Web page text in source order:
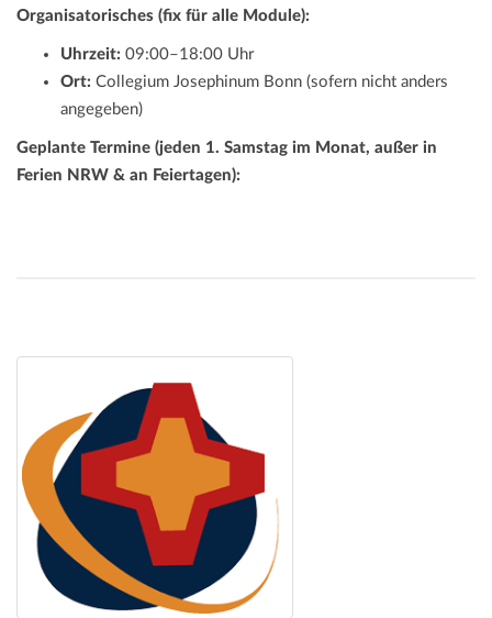
Organisatorisches (fix für alle Module):
Uhrzeit: 09:00–18:00 Uhr
Ort: Collegium Josephinum Bonn (sofern nicht anders
angegeben)
Geplante Termine (jeden 1. Samstag im Monat, außer in
Ferien NRW & an Feiertagen):